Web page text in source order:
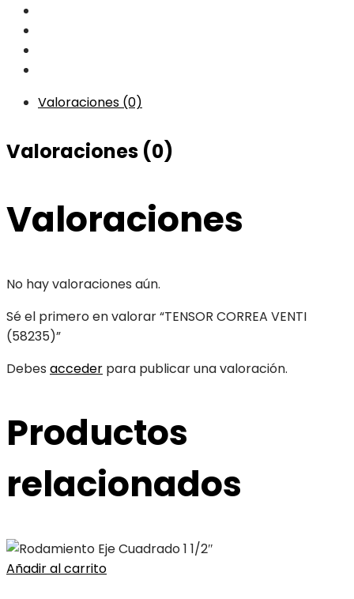
Valoraciones (0)
Valoraciones (0)
Valoraciones
No hay valoraciones aún.
Sé el primero en valorar “TENSOR CORREA VENTI
(58235)”
Debes acceder para publicar una valoración.
Productos
relacionados
Añadir al carrito